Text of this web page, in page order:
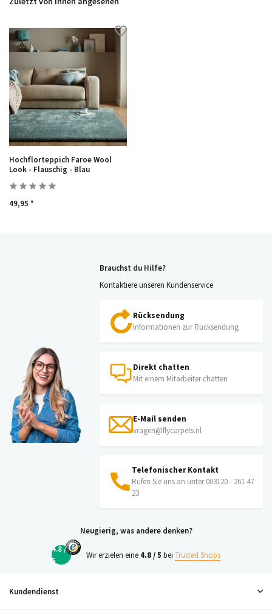
Hochflorteppich Faroe Wool
Look - Flauschig - Blau
49,95 *
Brauchst du Hilfe?
Kontaktiere unseren Kundenservice
Rücksendung
Informationen zur Rücksendung
Direkt chatten
Mit einem Mitarbeiter chatten
E-Mail senden
vragen@flycarpets.nl
Telefonischer Kontakt
Rufen Sie uns an unter 003120 - 261 47
23
Neugierig, was andere denken?
4.8 /
5
Wir erzielen eine 4.8 / 5 bei Trusted Shops
Kundendienst